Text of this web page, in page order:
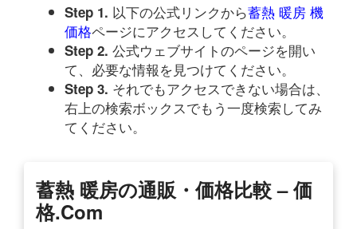
Step 1. 以下の公式リンクから蓄熱 暖房 機
価格ページにアクセスしてください。
Step 2. 公式ウェブサイトのページを開い
て、必要な情報を見つけてください。
Step 3. それでもアクセスできない場合は、
右上の検索ボックスでもう一度検索してみ
てください。
蓄熱 暖房の通販・価格比較 – 価
格.com